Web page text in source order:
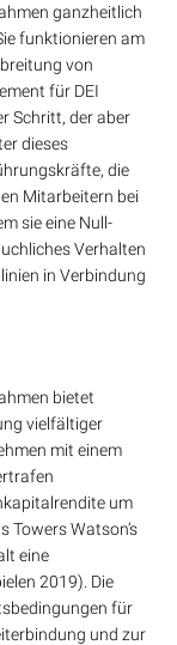
ganzheitlich
funktionieren am
von
für DEI
Schritt, der aber
dieses
die
Mitarbeitern bei
sie eine Null-
Verhalten
in Verbindung
bietet
vielfältiger
mit einem
um
Towers Watson’s
eine
2019). Die
für
und zur